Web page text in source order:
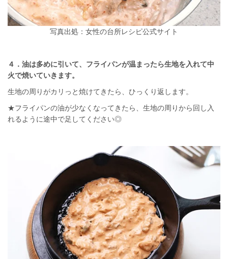
写真出処：女性の台所レシピ公式サイト
４．油は多めに引いて、フライパンが温まったら生地を入れて中
火で焼いていきます。
生地の周りがカリっと焼けてきたら、ひっくり返します。
★フライパンの油が少なくなってきたら、生地の周りから回し入
れるように途中で足してください◎